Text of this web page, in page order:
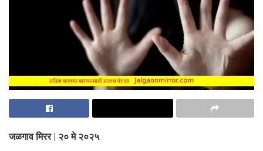
जळगाव मिरर | २० मे २०२५